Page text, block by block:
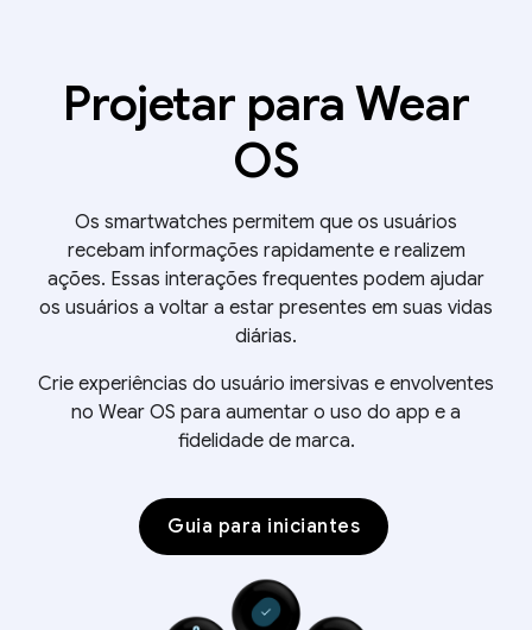
Projetar para Wear
OS
Os smartwatches permitem que os usuários
recebam informações rapidamente e realizem
ações. Essas interações frequentes podem ajudar
os usuários a voltar a estar presentes em suas vidas
diárias.
Crie experiências do usuário imersivas e envolventes
no Wear OS para aumentar o uso do app e a
fidelidade de marca.
Guia para iniciantes